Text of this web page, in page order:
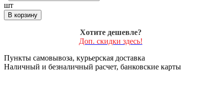
шт
В корзину
Хотите дешевле?
Доп. скидки здесь!
Пункты самовывоза, курьерская доставка
Наличный и безналичный расчет, банковские карты